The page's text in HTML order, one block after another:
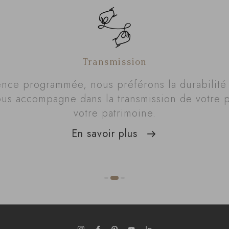
Transmission
programmée, nous préférons la durabilité
accompagne dans la transmission de votre
votre patrimoine.
En savoir plus